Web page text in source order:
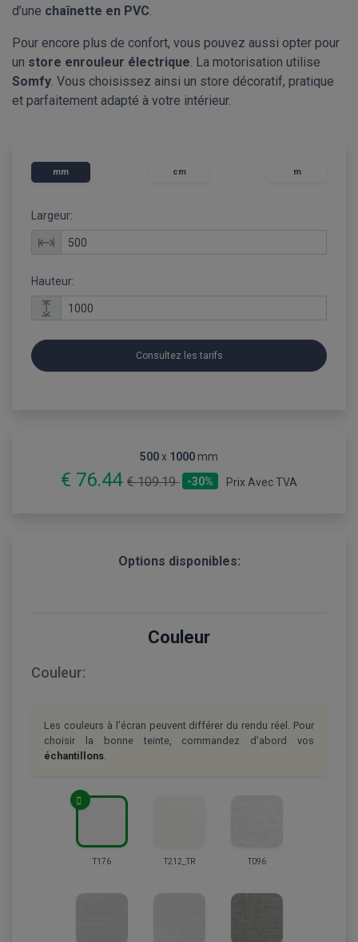
d’une chaînette en PVC.
Pour encore plus de confort, vous pouvez aussi opter pour
un store enrouleur électrique. La motorisation utilise
Somfy. Vous choisissez ainsi un store décoratif, pratique
et parfaitement adapté à votre intérieur.
mm cm m
Largeur:
Hauteur:
Consultez les tarifs
500x 1000 mm
€ 76.44€ 109.19 -30% Prix Avec TVA
Options disponibles:
Couleur
Les couleurs à l’écran peuvent différer du rendu réel. Pour
choisir la bonne teinte, commandez d’abord vos
échantillons.
T176 T212_TR T096
Couleur: